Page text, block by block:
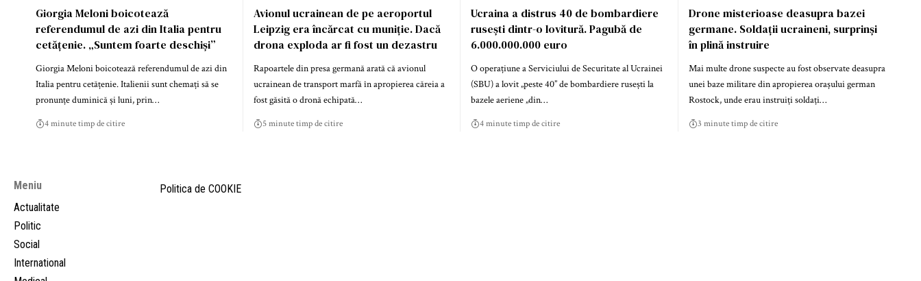
Giorgia Meloni boicotează
referendumul de azi din Italia pentru
cetățenie. „Suntem foarte deschiși”
Giorgia Meloni boicotează referendumul de azi din
Italia pentru cetățenie. Italienii sunt chemați să se
pronunțe duminică și luni, prin…
4 minute timp de citire
Avionul ucrainean de pe aeroportul
Leipzig era încărcat cu muniție. Dacă
drona exploda ar fi fost un dezastru
Rapoartele din presa germană arată că avionul
ucrainean de transport marfă în apropierea căreia a
fost găsită o dronă echipată…
5 minute timp de citire
Ucraina a distrus 40 de bombardiere
rusești dintr-o lovitură. Pagubă de
6.000.000.000 euro
O operațiune a Serviciului de Securitate al Ucrainei
(SBU) a lovit „peste 40” de bombardiere rusești la
bazele aeriene „din…
4 minute timp de citire
Drone misterioase deasupra bazei
germane. Soldații ucraineni, surprinși
în plină instruire
Mai multe drone suspecte au fost observate deasupra
unei baze militare din apropierea orașului german
Rostock, unde erau instruiți soldați…
3 minute timp de citire
Meniu
Actualitate
Politic
Social
International
Politica de COOKIE